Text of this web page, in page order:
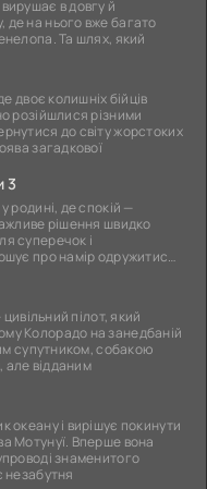
в довгу й
на нього вже багато
Та шлях, який
двоє колишніх бійців
розійшлися різними
до світу жорстоких
загадкової
3
родині, де спокій —
рішення швидко
суперечок і
про намір одружитися,
цивільний пілот, який
Колорадо на занедбаній
супутником, собакою
відданим
океану і вирішує покинути
Мотунуї. Вперше вона
знаменитого
незабутня